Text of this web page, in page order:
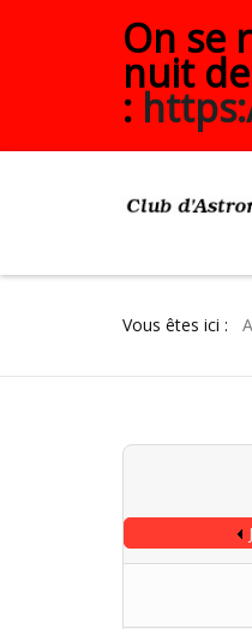
On se
nuit
:
Vous êtes ici :